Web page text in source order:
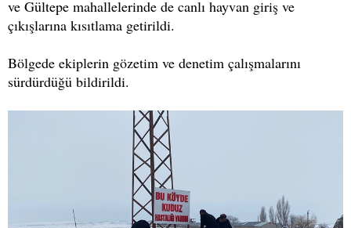
ve Gültepe mahallelerinde de canlı hayvan giriş ve
çıkışlarına kısıtlama getirildi.
Bölgede ekiplerin gözetim ve denetim çalışmalarını
sürdürdüğü bildirildi.